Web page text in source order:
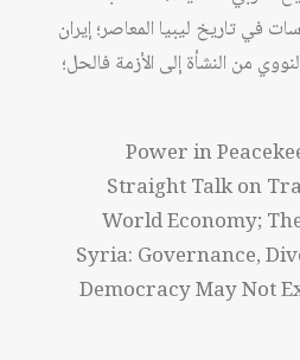
في تاريخ ليبيا المعاصر؛ إيران
من النشأة إلى الأزمة فالحل؛
Power in
Straight Talk on
World Economy;
Syria: Governance,
Democracy May Not